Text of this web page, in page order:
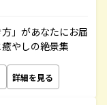
」があなたにお届
やしの絶景集
詳細を見る